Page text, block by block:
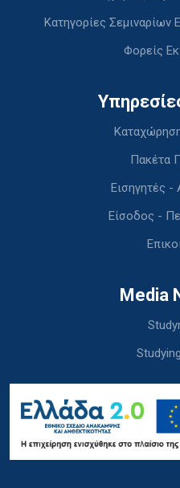
Κατηγορίες
Φορείς
Πακέτα
Εισηγητές
Είσοδος -
Media